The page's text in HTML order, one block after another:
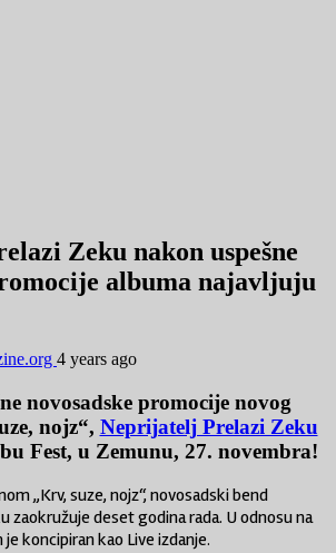
Zeku nakon uspešne
albuma najavljuju
4 years ago
novosadske promocije novog
nojz“, Neprijatelj Prelazi Zeku
Fest, u Zemunu, 27. novembra!
„Krv, suze, nojz“, novosadski bend
zaokružuje deset godina rada. U odnosu na
koncipiran kao Live izdanje.